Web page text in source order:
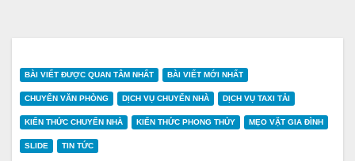
BÀI VIẾT ĐƯỢC QUAN TÂM NHẤT BÀI VIẾT MỚI NHẤT
CHUYỂN VĂN PHÒNG DỊCH VỤ CHUYỂN NHÀ DỊCH VỤ TAXI TẢI
KIẾN THỨC CHUYỂN NHÀ KIẾN THỨC PHONG THỦY MẸO VẶT GIA ĐÌNH
SLIDE TIN TỨC